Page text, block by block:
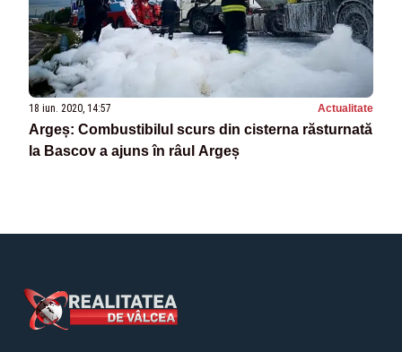
18 iun. 2020, 14:57 Actualitate
Argeș: Combustibilul scurs din cisterna răsturnată
la Bascov a ajuns în râul Argeș